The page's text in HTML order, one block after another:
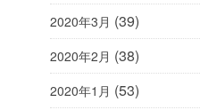
2020年3月 (39)
2020年2月 (38)
2020年1月 (53)